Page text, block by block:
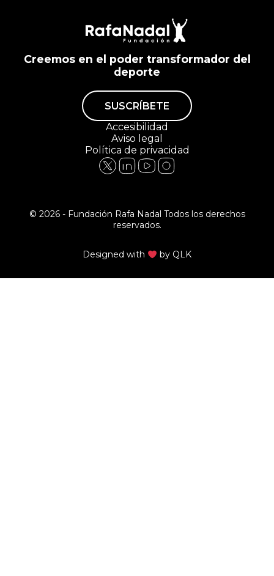
Creemos en el poder transformador del
deporte
SUSCRÍBETE
Accesibilidad
Aviso legal
Política de privacidad
© 2026 - Fundación Rafa Nadal Todos los derechos
reservados.
Designed with by QLK